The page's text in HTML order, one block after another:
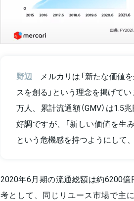
野辺
メルカリは「新たな価値
スを創る」という理念を掲げて
万人、累計流通額（GMV）は1.5
好調ですが、「新しい価値を生
という危機感を持つようにして
2020年6月期の流通総額は約6200
考として、同じリユース市場で主